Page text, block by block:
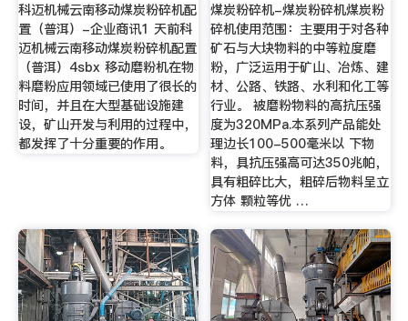
科迈机械云南移动煤炭粉碎机配
置（普洱）-企业商讯1 天前科
迈机械云南移动煤炭粉碎机配置
（普洱）4sbx 移动磨粉机在物
料磨粉应用领域已使用了很长的
时间，并且在大型基础设施建
设，矿山开发与利用的过程中，
都发挥了十分重要的作用。
煤炭粉碎机-煤炭粉碎机煤炭粉
碎机使用范围：主要用于对各种
矿石与大块物料的中等粒度磨
粉，广泛运用于矿山、冶炼、建
材、公路、铁路、水利和化工等
行业。 被磨粉物料的高抗压强
度为320MPa.本系列产品能处
理边长100-500毫米以 下物
料，具抗压强高可达350兆帕，
具有粗碎比大，粗碎后物料呈立
方体 颗粒等优 …